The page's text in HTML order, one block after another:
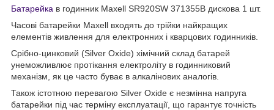
Батарейка в годинник Maxell SR920SW 371355В дискова 1 шт.
Часові батарейки Maxell входять до трійки найкращих
елементів живлення для електронних і кварцових годинників.
Срібно-цинковий (Silver Oxide) хімічний склад батарей
унеможливлює протікання електроліту в годинниковий
механізм, як це часто буває в алкалінових аналогів.
Також істотною перевагою Silver Oxide є незмінна напруга
батарейки під час терміну експлуатації, що гарантує точність